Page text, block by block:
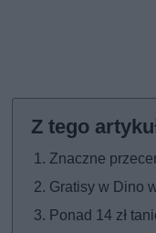
Znaczne
Gratisy w Dino
Ponad 14 zł